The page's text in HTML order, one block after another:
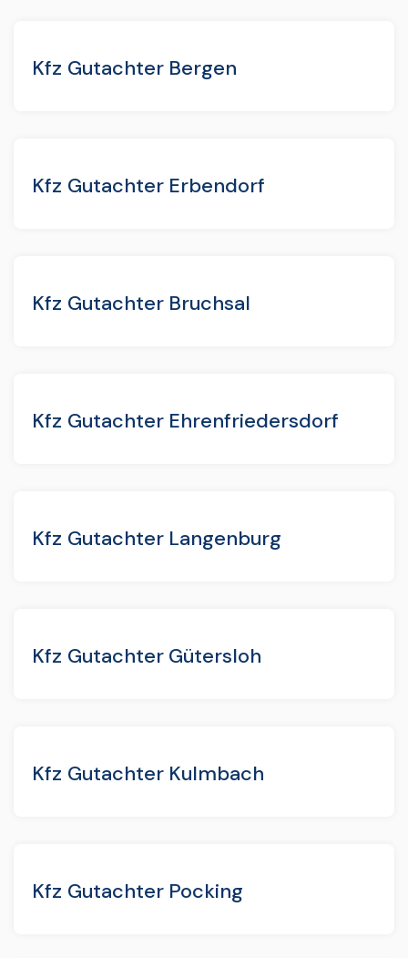
Kfz Gutachter Bergen
Kfz Gutachter Erbendorf
Kfz Gutachter Bruchsal
Kfz Gutachter Ehrenfriedersdorf
Kfz Gutachter Langenburg
Kfz Gutachter Gütersloh
Kfz Gutachter Kulmbach
Kfz Gutachter Pocking